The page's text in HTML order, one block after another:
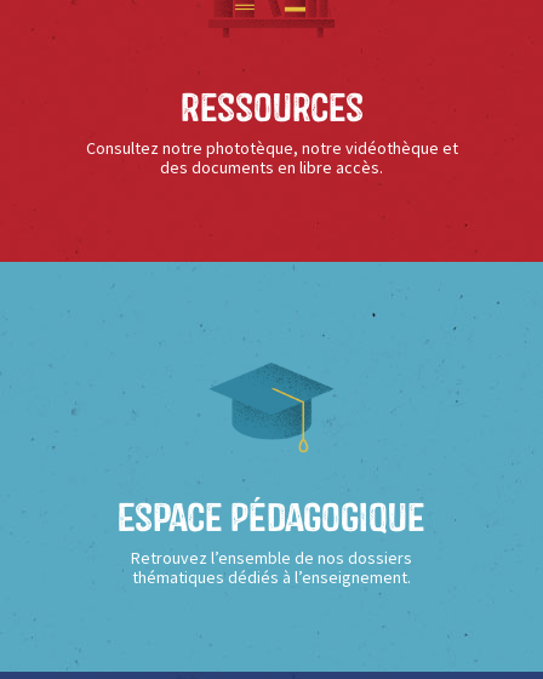
Ressources
Consultez notre phototèque, notre vidéothèque et
des documents en libre accès.
Espace Pédagogique
Retrouvez l’ensemble de nos dossiers
thématiques dédiés à l’enseignement.